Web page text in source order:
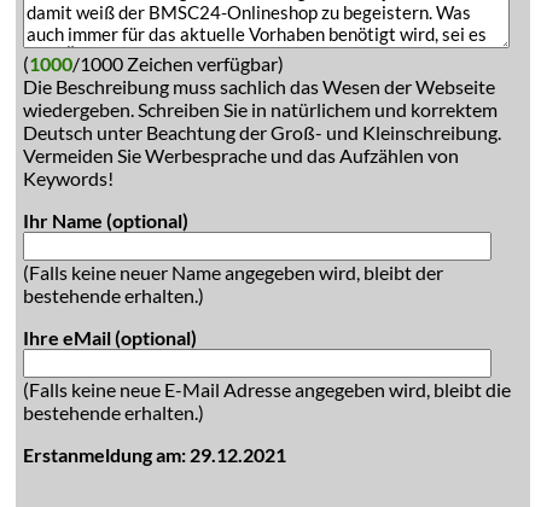
(1000/1000 Zeichen verfügbar)
Die Beschreibung muss sachlich das Wesen der Webseite
wiedergeben. Schreiben Sie in natürlichem und korrektem
Deutsch unter Beachtung der Groß- und Kleinschreibung.
Vermeiden Sie Werbesprache und das Aufzählen von
Keywords!
Ihr Name (optional)
(Falls keine neuer Name angegeben wird, bleibt der
bestehende erhalten.)
Ihre eMail (optional)
(Falls keine neue E-Mail Adresse angegeben wird, bleibt die
bestehende erhalten.)
Erstanmeldung am: 29.12.2021